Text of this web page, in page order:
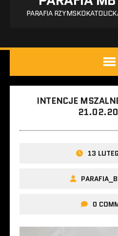
PARAFIA
INTENCJE
13
0